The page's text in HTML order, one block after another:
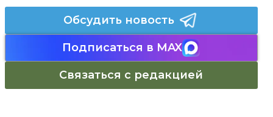
Обсудить новость
Подписаться в MAX
Связаться с редакцией